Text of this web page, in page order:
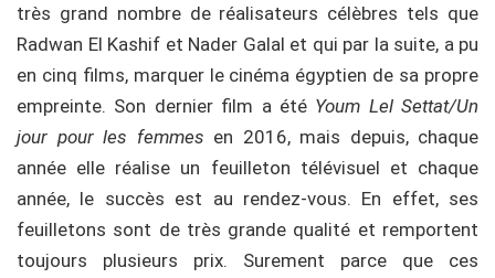
très grand nombre de réalisateurs célèbres tels que
Radwan El Kashif et Nader Galal et qui par la suite, a pu
en cinq films, marquer le cinéma égyptien de sa propre
empreinte. Son dernier film a été Youm Lel Settat/Un
jour pour les femmes en 2016, mais depuis, chaque
année elle réalise un feuilleton télévisuel et chaque
année, le succès est au rendez-vous. En effet, ses
feuilletons sont de très grande qualité et remportent
toujours plusieurs prix. Surement parce que ces